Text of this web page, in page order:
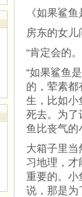
《如果鲨
房东的女儿
“肯定会的
“如果鲨鱼
的，荤素
生，比如小
死去。为了
鱼比丧气的
大箱子里
习地理，
重要的。小
说，那是为